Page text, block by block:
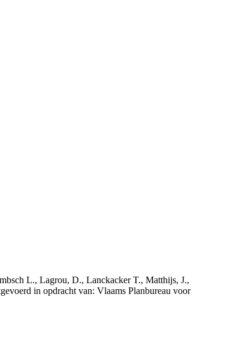
L., Lagrou, D., Lanckacker T., Matthijs, J.,
in opdracht van: Vlaams Planbureau voor